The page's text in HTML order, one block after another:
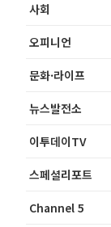
사회
오피니언
문화·라이프
뉴스발전소
이투데이TV
스페셜리포트
Channel 5